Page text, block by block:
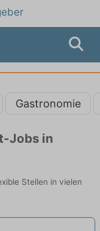
Gastronomie
Jobs in
Stellen in vielen